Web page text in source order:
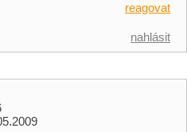
reagovat
nahlásit